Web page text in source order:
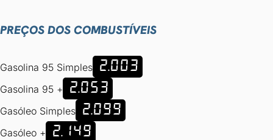
PREÇOS DOS COMBUSTÍVEIS
Gasolina 95 Simples 2.003
Gasolina 95 + 2.053
Gasóleo Simples 2.099
Gasóleo + 2.149